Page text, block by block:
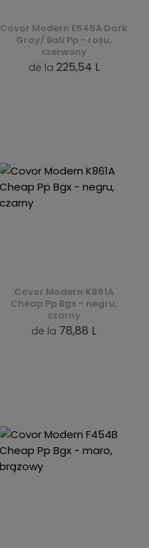
Covor Modern E545A Dark
Gray/ Bali Pp - roșu,
czerwony
de la 225,54 L
Covor Modern K861A
Cheap Pp Bgx - negru,
czarny
de la 78,88 L